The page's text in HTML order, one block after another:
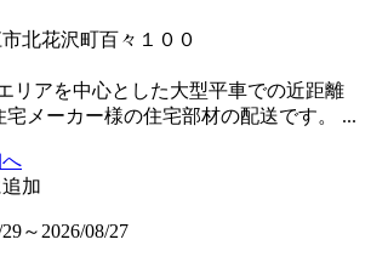
北花沢町百々１００
リアを中心とした大型平車での近距離
メーカー様の住宅部材の配送です。 ...
加
～2026/08/27